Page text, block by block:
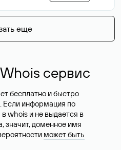
еще
сервис
бесплатно и быстро
Если информация по
whois и не выдается в
значит, доменное имя
может быть